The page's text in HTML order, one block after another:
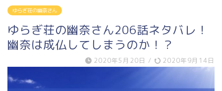
ゆらぎ荘の幽奈さん
ゆらぎ荘の幽奈さん206話ネタバレ！
幽奈は成仏してしまうのか！？
2020年5月20日 / 2020年9月14日